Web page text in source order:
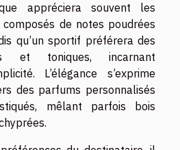
appréciera souvent les
de notes poudrées
qu’un sportif préférera des
et toniques, incarnant
L’élégance s’exprime
des parfums personnalisés
mêlant parfois bois